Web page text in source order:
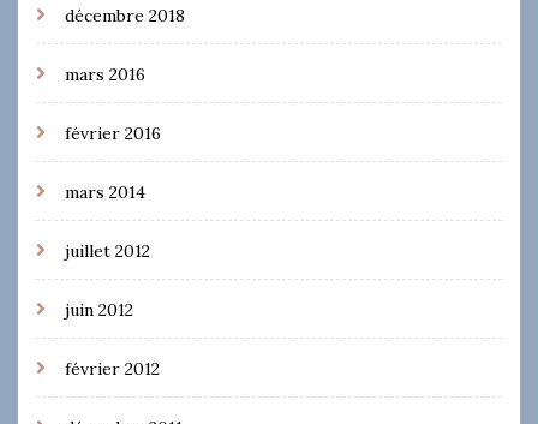
décembre 2018
mars 2016
février 2016
mars 2014
juillet 2012
juin 2012
février 2012